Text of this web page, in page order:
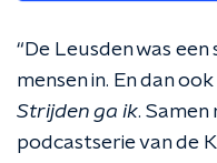
“De Leusden was
mensen in. En dan
Strijden ga ik.
podcastserie van de